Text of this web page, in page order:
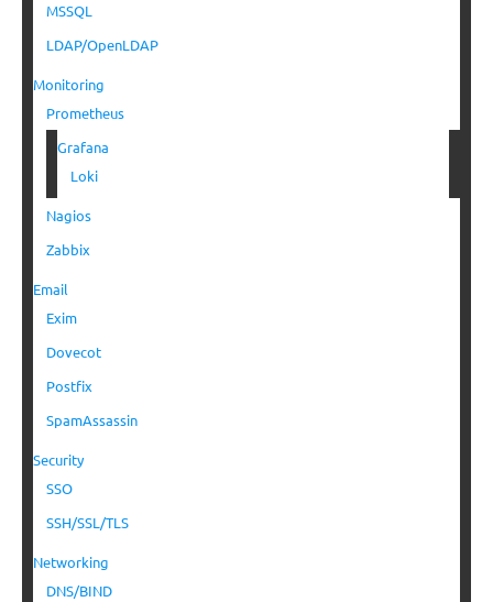
MSSQL
LDAP/OpenLDAP
Monitoring
Prometheus
Grafana
Loki
Nagios
Zabbix
Email
Exim
Dovecot
Postfix
SpamAssassin
Security
SSO
SSH/SSL/TLS
Networking
DNS/BIND